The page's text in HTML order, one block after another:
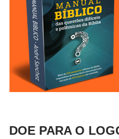
DOE PARA O